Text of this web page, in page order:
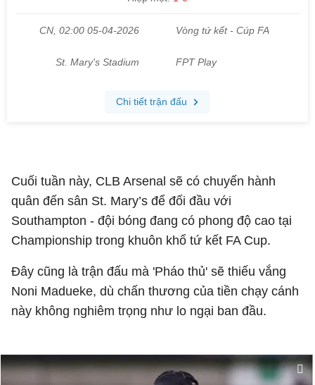
Cuối tuần này, CLB Arsenal sẽ có chuyến hành
quân đến sân St. Mary’s để đối đầu với
Southampton - đội bóng đang có phong độ cao tại
Championship trong khuôn khổ tứ kết FA Cup.
Đây cũng là trận đấu mà 'Pháo thủ' sẽ thiếu vắng
Noni Madueke, dù chấn thương của tiền chạy cánh
này không nghiêm trọng như lo ngại ban đầu.